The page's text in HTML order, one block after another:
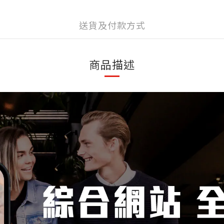
送貨及付款方式
商品描述